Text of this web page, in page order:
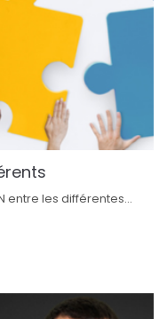
entre les différentes...